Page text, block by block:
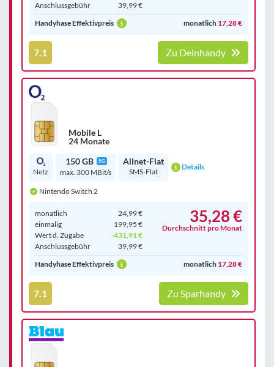
Anschluss­gebühr
39,99 €
Handyhase Effektivpreis monatlich 17,28 €
7.1 Zu Deinhandy
Mobile L
24 Monate
Netz
150 GB 5G
max. 300 MBit/s
Allnet-Flat
SMS-Flat Details
Nintendo Switch 2
monatlich
24,99 €
einmalig
199,95 €
Wert d. Zugabe
-431,91 €
Anschluss­gebühr
39,99 €
35,28 €
Durchschnitt pro Monat
Handyhase Effektivpreis monatlich 17,28 €
7.1 Zu Sparhandy